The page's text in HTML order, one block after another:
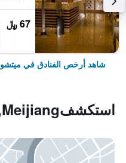
67 ﷼
شاهد أرخص الفنادق في ميتشو
استكشفMeijiang, ميتشو